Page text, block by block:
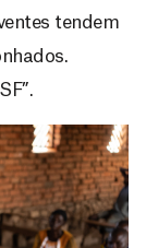
tendem